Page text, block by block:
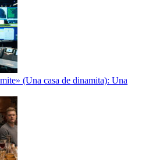
(Una casa de dinamita): Una